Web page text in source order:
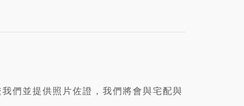
們並提供照片佐證，我們將會與宅配與